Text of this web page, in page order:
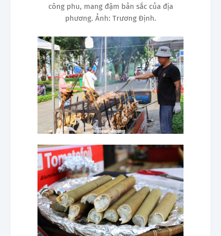
công phu, mang đậm bản sắc của địa
phương. Ảnh: Trương Định.